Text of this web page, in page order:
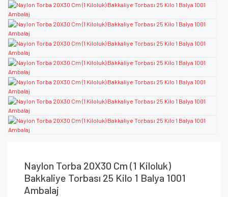
Naylon Torba 20X30 Cm (1 Kiloluk)
Bakkaliye Torbası 25 Kilo 1 Balya 1001
Ambalaj